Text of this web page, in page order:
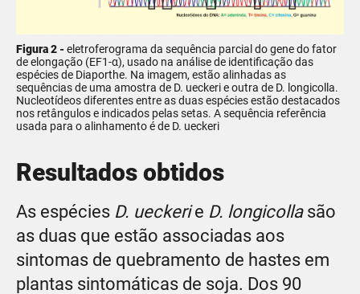
Figura 2 -eletroferograma da sequência parcial do gene do fator
de elongação (EF1-α), usado na análise de identificação das
espécies de Diaporthe. Na imagem, estão alinhadas as
sequências de uma amostra de D. ueckeri e outra de D. longicolla.
Nucleotídeos diferentes entre as duas espécies estão destacados
nos retângulos e indicados pelas setas. A sequência referência
usada para o alinhamento é de D. ueckeri
Resultados obtidos
As espécies D. ueckerie D. longicollasão
as duas que estão associadas aos
sintomas de quebramento de hastes em
plantas sintomáticas de soja. Dos 90